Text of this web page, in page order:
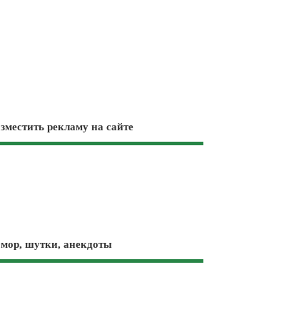
рекламу на сайте
шутки, анекдоты